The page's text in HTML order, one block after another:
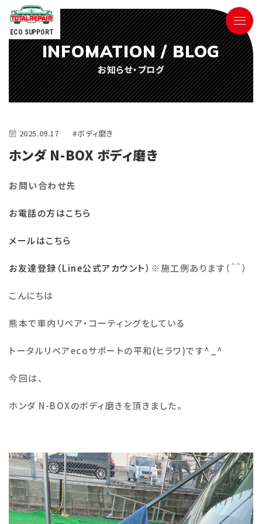
ECO SUPPORT
Tel.090-9498-3843
電話対応時間 ／ 9:00〜18:00
ごあいさつ
施工例
会社概要
お問い合わせ
公式SNS
INFOMATION / BLOG
お知らせ・ブログ
2025.09.17 #ボディ磨き
ホンダ N-BOX ボディ磨き
お問い合わせ先
お電話の方はこちら
メールはこちら
お友達登録（Line公式アカウント） ※施工例あります（＾＾）
こんにちは
熊本で車内リペア・コーティングをしている
トータルリペアecoサポートの平和(ヒラワ)です^_^
今回は、
ホンダ N-BOXのボディ磨きを頂きました。